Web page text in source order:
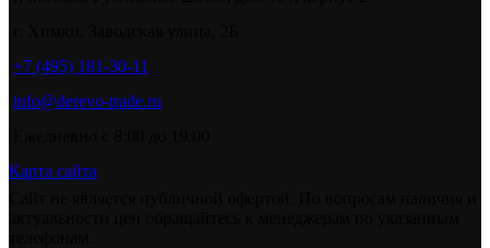
+7 (495) 181-30-11
info@derevo-trade.ru
Карта сайта